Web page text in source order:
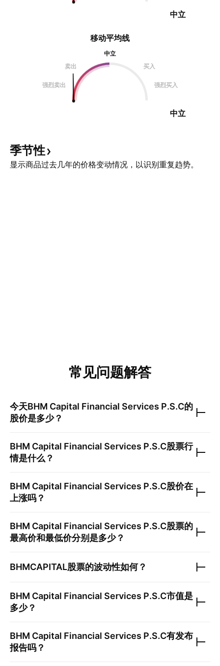
中立
移动平均线
中立
卖出
买入
强烈卖出 强烈买入
中立
季节性
显示商品过去几年的价格变动情况，以识别重复趋势。
常见问题解答
今天BHM Capital Financial Services P.S.C的
股价是多少？
BHM Capital Financial Services P.S.C股票行
情是什么？
BHM Capital Financial Services P.S.C股价在
上涨吗？
BHM Capital Financial Services P.S.C股票的
最高价和最低价分别是多少？
BHMCAPITAL股票的波动性如何？
BHM Capital Financial Services P.S.C市值是
多少？
BHM Capital Financial Services P.S.C有发布
报告吗？